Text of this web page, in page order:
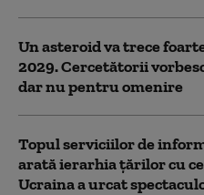
Un asteroid va trece
2029. Cercetătorii
dar nu pentru omenire
Topul serviciilor de
arată ierarhia țărilor cu
Ucraina a urcat